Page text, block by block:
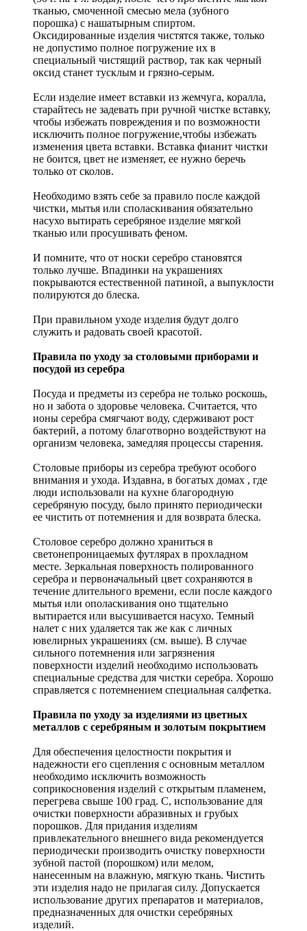
тканью, смоченной смесью мела (зубного
порошка) с нашатырным спиртом.
Оксидированные изделия чистятся также, только
не допустимо полное погружение их в
специальный чистящий раствор, так как черный
оксид станет тусклым и грязно-серым.
Если изделие имеет вставки из жемчуга, коралла,
старайтесь не задевать при ручной чистке вставку,
чтобы избежать повреждения и по возможности
исключить полное погружение,чтобы избежать
изменения цвета вставки. Вставка фианит чистки
не боится, цвет не изменяет, ее нужно беречь
только от сколов.
Необходимо взять себе за правило после каждой
чистки, мытья или споласкивания обязательно
насухо вытирать серебряное изделие мягкой
тканью или просушивать феном.
И помните, что от носки серебро становятся
только лучше. Впадинки на украшениях
покрываются естественной патиной, а выпуклости
полируются до блеска.
При правильном уходе изделия будут долго
служить и радовать своей красотой.
Правила по уходу за столовыми приборами и
посудой из серебра
Посуда и предметы из серебра не только роскошь,
но и забота о здоровье человека. Считается, что
ионы серебра смягчают воду, сдерживают рост
бактерий, а потому благотворно воздействуют на
организм человека, замедляя процессы старения.
Столовые приборы из серебра требуют особого
внимания и ухода. Издавна, в богатых домах , где
люди использовали на кухне благородную
серебряную посуду, было принято периодически
ее чистить от потемнения и для возврата блеска.
Столовое серебро должно храниться в
светонепроницаемых футлярах в прохладном
месте. Зеркальная поверхность полированного
серебра и первоначальный цвет сохраняются в
течение длительного времени, если после каждого
мытья или ополаскивания оно тщательно
вытирается или высушивается насухо. Темный
налет с них удаляется так же как с личных
ювелирных украшениях (см. выше). В случае
сильного потемнения или загрязнения
поверхности изделий необходимо использовать
специальные средства для чистки серебра. Хорошо
справляется с потемнением специальная салфетка.
Правила по уходу за изделиями из цветных
металлов с серебряным и золотым покрытием
Для обеспечения целостности покрытия и
надежности его сцепления с основным металлом
необходимо исключить возможность
соприкосновения изделий с открытым пламенем,
перегрева свыше 100 град. С, использование для
очистки поверхности абразивных и грубых
порошков. Для придания изделиям
привлекательного внешнего вида рекомендуется
периодически производить очистку поверхности
зубной пастой (порошком) или мелом,
нанесенным на влажную, мягкую ткань. Чистить
эти изделия надо не прилагая силу. Допускается
использование других препаратов и материалов,
предназначенных для очистки серебряных
изделий.